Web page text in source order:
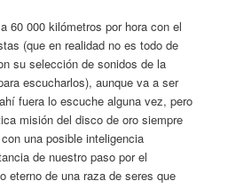
60 000 kilómetros por hora con el
(que en realidad no es todo de
su selección de sonidos de la
escucharlos), aunque va a ser
fuera lo escuche alguna vez, pero
misión del disco de oro siempre
una posible inteligencia
de nuestro paso por el
eterno de una raza de seres que